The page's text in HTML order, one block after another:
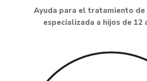
Ayuda para el tratamiento
especializada a hijos de 12